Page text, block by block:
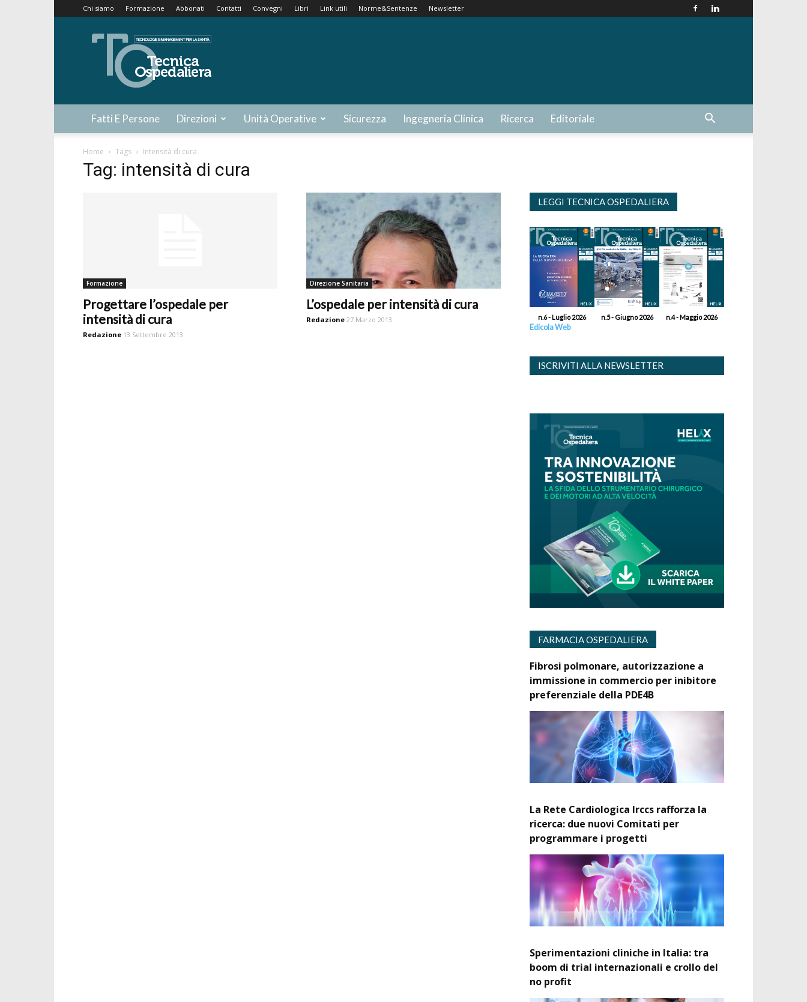
Chi siamo Formazione Abbonati Contatti Convegni Libri Link utili Norme&Sentenze Newsletter
Tecnica
Ospedaliera
Fatti E Persone Direzioni Unità Operative Sicurezza Ingegneria Clinica Ricerca Editoriale
Home Tags Intensità di cura
Tag: intensità di cura
Formazione
Progettare l’ospedale per
intensità di cura
Redazione 13 Settembre 2013
Direzione Sanitaria
L’ospedale per intensità di cura
Redazione 27 Marzo 2013
LEGGI TECNICA OSPEDALIERA
n.6 - Luglio 2026 n.5 - Giugno 2026 n.4 - Maggio 2026
Edicola Web
ISCRIVITI ALLA NEWSLETTER
FARMACIA OSPEDALIERA
Fibrosi polmonare, autorizzazione a
immissione in commercio per inibitore
preferenziale della PDE4B
La Rete Cardiologica Irccs rafforza la
ricerca: due nuovi Comitati per
programmare i progetti
Sperimentazioni cliniche in Italia: tra
boom di trial internazionali e crollo del
no profit